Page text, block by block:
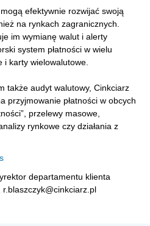
efektywnie rozwijać swoją
na rynkach zagranicznych.
im wymianę walut i alerty
system płatności w wielu
karty wielowalutowe.
także audyt walutowy, Cinkciarz
przyjmowanie płatności w obcych
przelewy masowe,
rynkowe czy działania z
departamentu klienta